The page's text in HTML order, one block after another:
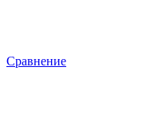
Сравнение